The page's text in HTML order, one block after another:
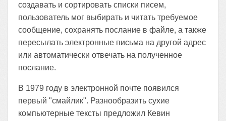
создавать и сортировать списки писем,
пользователь мог выбирать и читать требуемое
сообщение, сохранять послание в файле, а также
пересылать электронные письма на другой адрес
или автоматически отвечать на полученное
послание.
В 1979 году в электронной почте появился
первый "смайлик". Разнообразить сухие
компьютерные тексты предложил Кевин